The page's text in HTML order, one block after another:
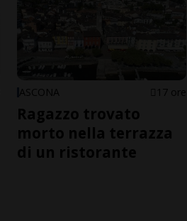
ASCONA 17 ore
Ragazzo trovato
morto nella terrazza
di un ristorante